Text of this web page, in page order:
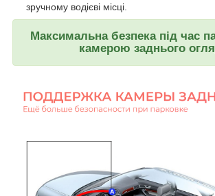
зручному водієві місці.
Максимальна безпека під час
камерою заднього